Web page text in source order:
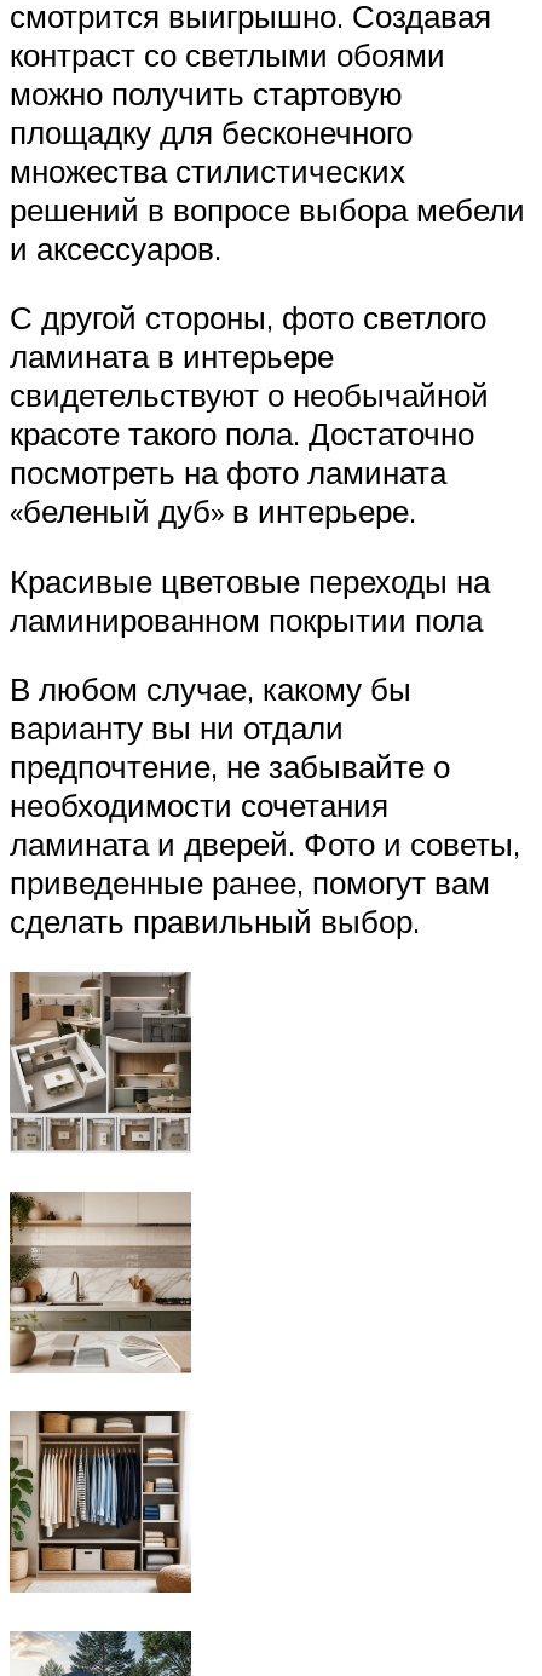
смотрится выигрышно. Создавая
контраст со светлыми обоями
можно получить стартовую
площадку для бесконечного
множества стилистических
решений в вопросе выбора мебели
и аксессуаров.
С другой стороны, фото светлого
ламината в интерьере
свидетельствуют о необычайной
красоте такого пола. Достаточно
посмотреть на фото ламината
«беленый дуб» в интерьере.
Красивые цветовые переходы на
ламинированном покрытии пола
В любом случае, какому бы
варианту вы ни отдали
предпочтение, не забывайте о
необходимости сочетания
ламината и дверей. Фото и советы,
приведенные ранее, помогут вам
сделать правильный выбор.